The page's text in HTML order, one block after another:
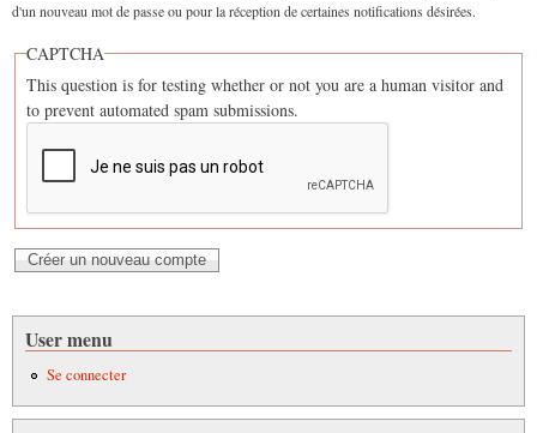
d'un nouveau mot de passe ou pour la réception de certaines notifications désirées.
CAPTCHA
This question is for testing whether or not you are a human visitor and
to prevent automated spam submissions.
User menu
Se connecter